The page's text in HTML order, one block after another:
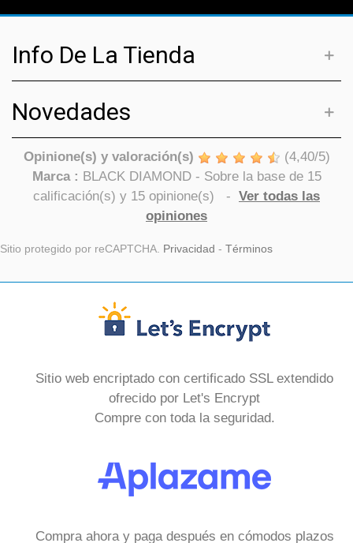
Info De La Tienda
Novedades
Opinione(s) y valoración(s) (4,40/5)
Marca : BLACK DIAMOND- Sobre la base de 15
calificación(s) y 15 opinione(s) - Ver todas las
opiniones
Sitio protegido por reCAPTCHA. Privacidad - Términos
Sitio web encriptado con certificado SSL extendido
ofrecido por Let's Encrypt
Compre con toda la seguridad.
Compra ahora y paga después en cómodos plazos